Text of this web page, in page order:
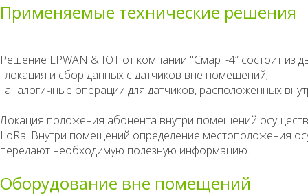
Применяемые технические решения
Решение LPWAN & IOT от компании "Смарт-4” состоит из
· локация и сбор данных с датчиков вне помещений;
· аналогичные операции для датчиков, расположенных
Локация положения абонента внутри помещений
LoRa. Внутри помещений определение местоположения
передают необходимую полезную информацию.
Оборудование вне помещений